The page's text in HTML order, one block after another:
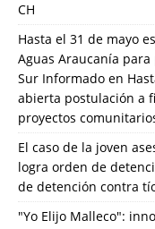
CH
Hasta el 31 de mayo
Aguas Araucanía
Sur Informado en
abierta postulación a
proyectos
El caso de la joven
logra orden de
de detención contra
"Yo Elijo Malleco":